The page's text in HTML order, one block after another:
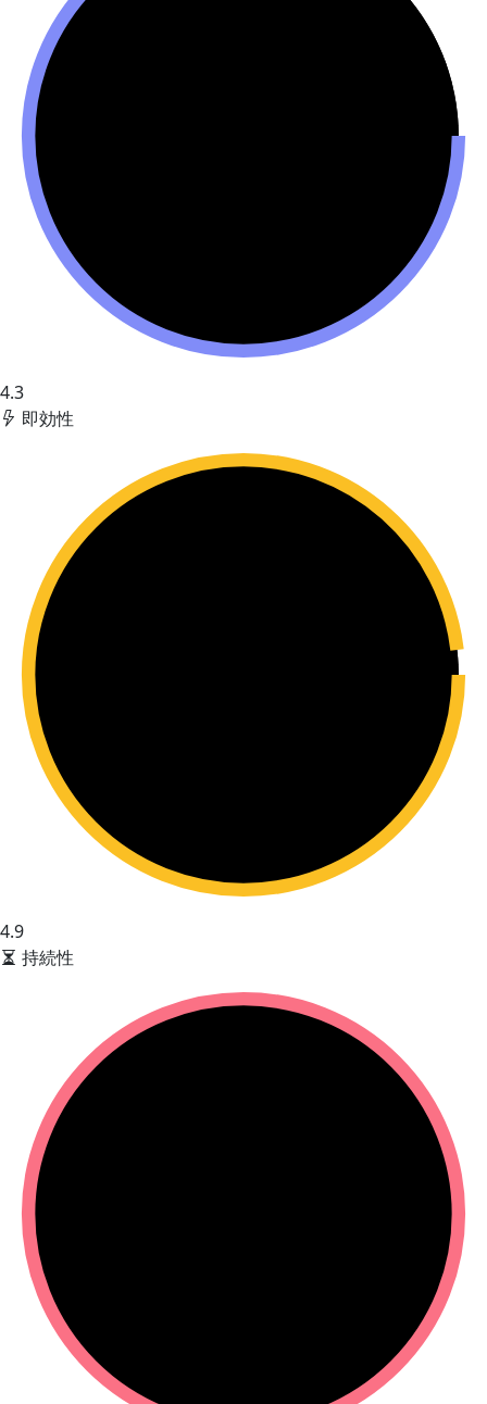
4.3
即効性
4.9
持続性